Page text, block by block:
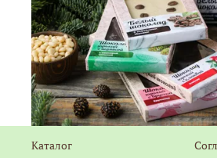
Каталог